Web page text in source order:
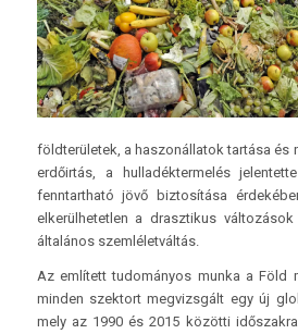
földterületek, a haszonállatok tartása és
erdőirtás, a hulladéktermelés
fenntartható jövő biztosítása
elkerülhetetlen a drasztikus
általános szemléletváltás.
Az említett tudományos munka a Föld
minden szektort megvizsgált egy új
mely az 1990 és 2015 közötti